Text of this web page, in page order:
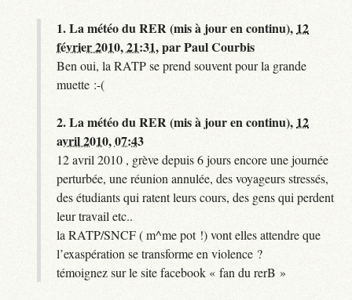
1.La météo du RER (mis à jour en continu), 12
février 2010, 21:31,parPaul Courbis
Ben oui, la RATP se prend souvent pour la grande
muette :-(
2.La météo du RER (mis à jour en continu), 12
avril 2010, 07:43
12 avril 2010 , grève depuis 6 jours encore une journée
perturbée, une réunion annulée, des voyageurs stressés,
des étudiants qui ratent leurs cours, des gens qui perdent
leur travail etc..
la RATP/SNCF ( m^me pot !) vont elles attendre que
l’exaspération se transforme en violence ?
témoignez sur le site facebook « fan du rerB »